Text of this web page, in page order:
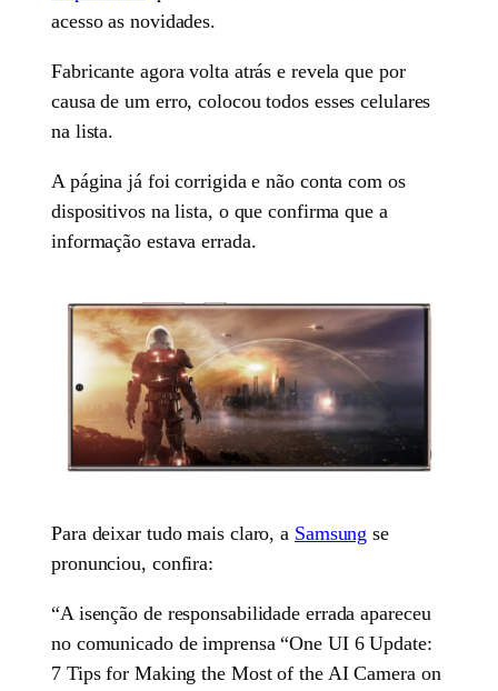
acesso as novidades.
Fabricante agora volta atrás e revela que por
causa de um erro, colocou todos esses celulares
na lista.
A página já foi corrigida e não conta com os
dispositivos na lista, o que confirma que a
informação estava errada.
Para deixar tudo mais claro, a Samsung se
pronunciou, confira:
“A isenção de responsabilidade errada apareceu
no comunicado de imprensa “One UI 6 Update:
7 Tips for Making the Most of the AI Camera on